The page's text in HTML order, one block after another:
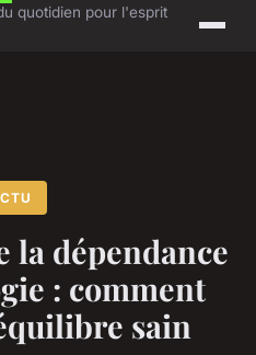
quotidien pour l'esprit
la dépendance
: comment
sain